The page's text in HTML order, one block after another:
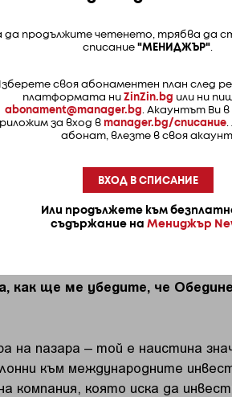
да продължите четенето, трябва да
списание "МЕНИДЖЪР"
своя абонаментен план след
платформата ни ZinZin.bg или ни
abonament@manager.bg
. Акаунтът Ви в
за вход в manager.bg/списание.
абонат, влезте в своя акаунт.
ВХОД В СПИСАНИЕ
Или продължете към
съдържание на Мениджър
енергия виждаме
Всеки път когато идвам тук, съм
е област, в която според мен и
растеж.
възможност да разширим
сектори като финанси, услуги,
вкусова промишленост,
лейбъристкото
инвестиции сега?
технологична компания и
как ще ме убедите, че
на пазара – той е наистина
към международните
компания, която иска да